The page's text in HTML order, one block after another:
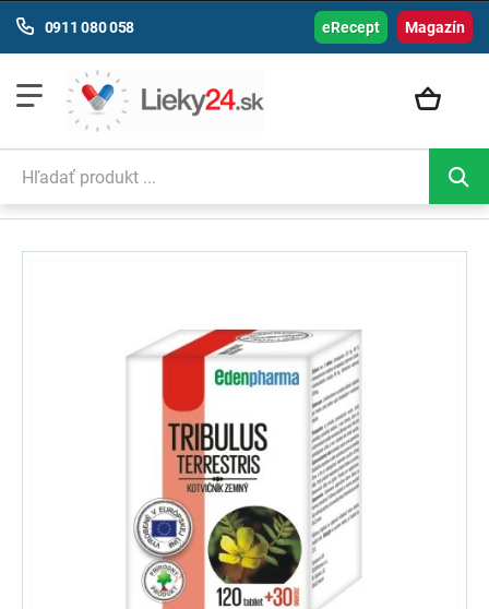
Magazín
0911 080 058 eRecept